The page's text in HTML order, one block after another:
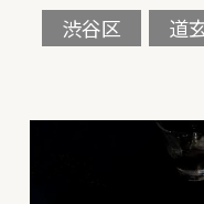
渋谷区 道